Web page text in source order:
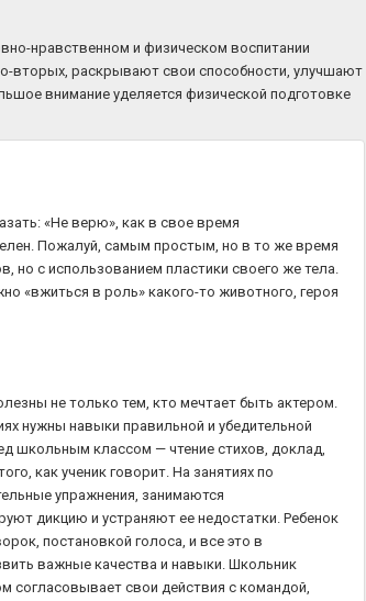
нравственном и физическом воспитании
вторых, раскрывают свои способности, улучшают
внимание уделяется физической подготовке
«Не верю», как в свое время
Пожалуй, самым простым, но в то же время
с использованием пластики своего же тела.
«вжиться в роль» какого-то животного, героя
не только тем, кто мечтает быть актером.
нужны навыки правильной и убедительной
школьным классом — чтение стихов, доклад,
как ученик говорит. На занятиях по
упражнения, занимаются
дикцию и устраняют ее недостатки. Ребенок
постановкой голоса, и все это в
важные качества и навыки. Школьник
согласовывает свои действия с командой,